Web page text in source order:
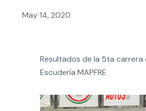
May 14, 2020
Resultados de la 5ta carrera
Escudería MAPFRE